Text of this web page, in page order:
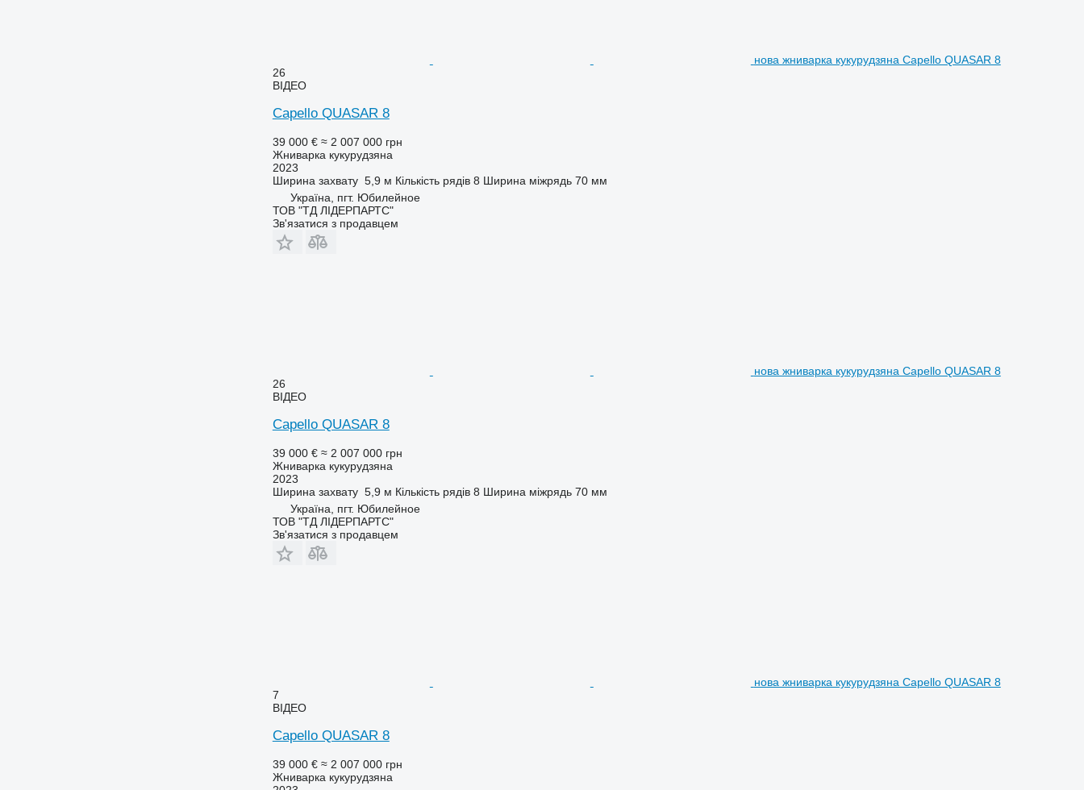
нова жниварка кукурудзяна Capello QUASAR 8
26
ВІДЕО
Capello QUASAR 8
39 000 € ≈ 2 007 000 грн
Жниварка кукурудзяна
2023
Ширина захвату 5,9 м Кількість рядів 8 Ширина міжрядь 70 мм
Україна, пгт. Юбилейное
ТОВ "ТД ЛІДЕРПАРТС"
Зв'язатися з продавцем
нова жниварка кукурудзяна Capello QUASAR 8
26
ВІДЕО
Capello QUASAR 8
39 000 € ≈ 2 007 000 грн
Жниварка кукурудзяна
2023
Ширина захвату 5,9 м Кількість рядів 8 Ширина міжрядь 70 мм
Україна, пгт. Юбилейное
ТОВ "ТД ЛІДЕРПАРТС"
Зв'язатися з продавцем
нова жниварка кукурудзяна Capello QUASAR 8
7
ВІДЕО
Capello QUASAR 8
39 000 € ≈ 2 007 000 грн
Жниварка кукурудзяна